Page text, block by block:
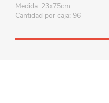
Medida: 23x75cm
Cantidad por caja: 96